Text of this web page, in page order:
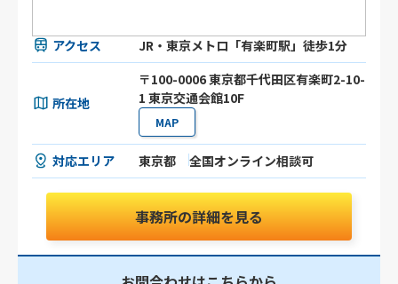
アクセス JR・東京メトロ「有楽町駅」徒歩1分
所在地
〒100-0006 東京都千代田区有楽町2-10-
1 東京交通会館10F
MAP
対応エリア 東京都 全国オンライン相談可
事務所の詳細を見る